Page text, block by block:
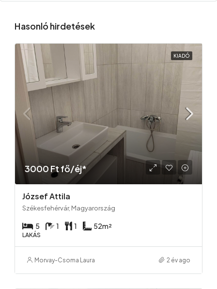
Hasonló hirdetések
KIADÓ
3000 Ft fő/éj*
József Attila
Székesfehérvár, Magyarország
5 1 1 52m²
LAKÁS
Morvay-Csoma Laura 2 év ago